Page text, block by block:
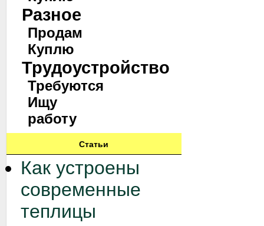
Разное
Продам
Куплю
Трудоустройство
Требуются
Ищу
работу
Статьи
Как устроены
современные
теплицы